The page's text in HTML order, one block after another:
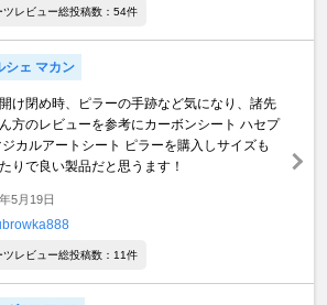
ツレビュー総投稿数：54件
シェ マカン
開け閉め時、ピラーの手跡など気になり、諸先
方のレビューを参考にカーボンシート ハセプ
ジカルアートシート ピラーを購入しサイズも
りで良い製品だと思うます！
5月19日
ツレビュー総投稿数：11件